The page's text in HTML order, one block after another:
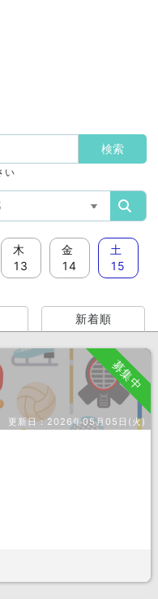
い
木
13
金
14
土
15
新着順
募集中
更新日：2026年05月05日(火)